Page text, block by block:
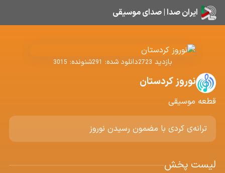
ایران صدا | صدای موسیقی
بازدید 2723دانلود شده: 291شنونده: 3015
نوروز کردستان
قطعه موسیقی
ترانه‌ی کردی با مضمون رسیدن نوروز
لیست پخش